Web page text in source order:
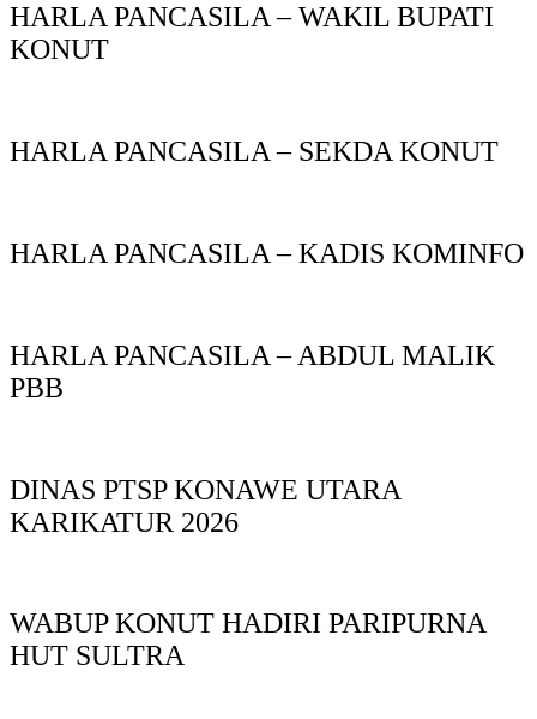
HARLA PANCASILA – WAKIL BUPATI
KONUT
HARLA PANCASILA – SEKDA KONUT
HARLA PANCASILA – KADIS KOMINFO
HARLA PANCASILA – ABDUL MALIK
PBB
DINAS PTSP KONAWE UTARA
KARIKATUR 2026
WABUP KONUT HADIRI PARIPURNA
HUT SULTRA